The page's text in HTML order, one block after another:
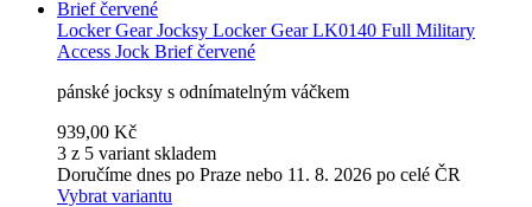
Locker Gear Jocksy Locker Gear LK0140 Full Military
Access Jock Brief červené
pánské jocksy s odnímatelným váčkem
939,00 Kč
3 z 5 variant skladem
Doručíme dnes po Praze nebo 11. 8. 2026 po celé ČR
Vybrat variantu